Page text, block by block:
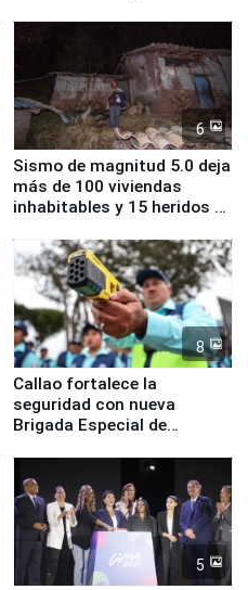
6
Sismo de magnitud 5.0 deja
más de 100 viviendas
inhabitables y 15 heridos en
8
Callao fortalece la
seguridad con nueva
Brigada Especial de
equipamiento para
Serenazgo
5